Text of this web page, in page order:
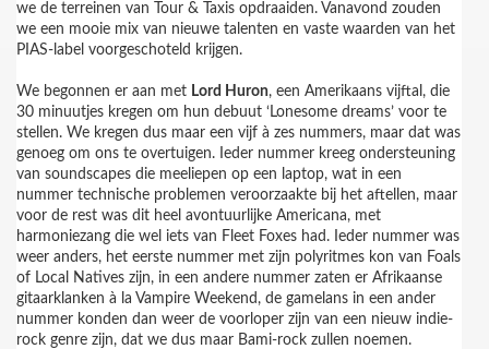
we de terreinen van Tour & Taxis opdraaiden. Vanavond zouden
we een mooie mix van nieuwe talenten en vaste waarden van het
PIAS-label voorgeschoteld krijgen.
We begonnen er aan met Lord Huron, een Amerikaans vijftal, die
30 minuutjes kregen om hun debuut ‘Lonesome dreams’ voor te
stellen. We kregen dus maar een vijf à zes nummers, maar dat was
genoeg om ons te overtuigen. Ieder nummer kreeg ondersteuning
van soundscapes die meeliepen op een laptop, wat in een
nummer technische problemen veroorzaakte bij het aftellen, maar
voor de rest was dit heel avontuurlijke Americana, met
harmoniezang die wel iets van Fleet Foxes had. Ieder nummer was
weer anders, het eerste nummer met zijn polyritmes kon van Foals
of Local Natives zijn, in een andere nummer zaten er Afrikaanse
gitaarklanken à la Vampire Weekend, de gamelans in een ander
nummer konden dan weer de voorloper zijn van een nieuw indie-
rock genre zijn, dat we dus maar Bami-rock zullen noemen.